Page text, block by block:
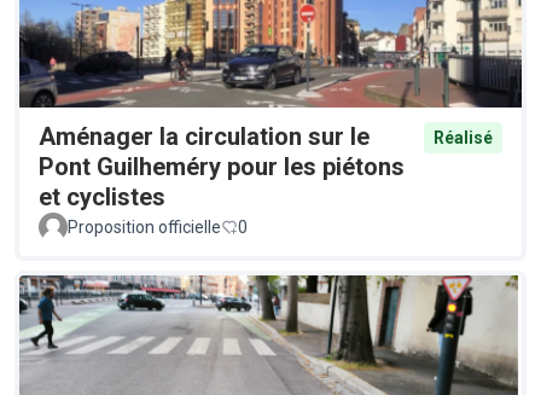
Aménager la circulation sur le
Pont Guilheméry pour les piétons
et cyclistes
Réalisé
Proposition officielle 0